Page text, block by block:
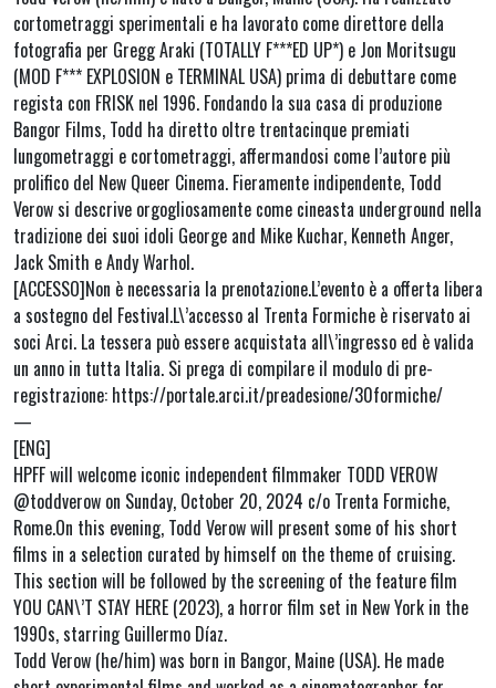
cortometraggi sperimentali e ha lavorato come direttore della
fotografia per Gregg Araki (TOTALLY F***ED UP*) e Jon Moritsugu
(MOD F*** EXPLOSION e TERMINAL USA) prima di debuttare come
regista con FRISK nel 1996. Fondando la sua casa di produzione
Bangor Films, Todd ha diretto oltre trentacinque premiati
lungometraggi e cortometraggi, affermandosi come l’autore più
prolifico del New Queer Cinema. Fieramente indipendente, Todd
Verow si descrive orgogliosamente come cineasta underground nella
tradizione dei suoi idoli George and Mike Kuchar, Kenneth Anger,
Jack Smith e Andy Warhol.
[ACCESSO]Non è necessaria la prenotazione.L’evento è a offerta libera
a sostegno del Festival.L\’accesso al Trenta Formiche è riservato ai
soci Arci. La tessera può essere acquistata all\’ingresso ed è valida
un anno in tutta Italia. Si prega di compilare il modulo di pre-
registrazione: https://portale.arci.it/preadesione/30formiche/
—
[ENG]
HPFF will welcome iconic independent filmmaker TODD VEROW
@toddverow on Sunday, October 20, 2024 c/o Trenta Formiche,
Rome.On this evening, Todd Verow will present some of his short
films in a selection curated by himself on the theme of cruising.
This section will be followed by the screening of the feature film
YOU CAN\’T STAY HERE (2023), a horror film set in New York in the
1990s, starring Guillermo Díaz.
Todd Verow (he/him) was born in Bangor, Maine (USA). He made